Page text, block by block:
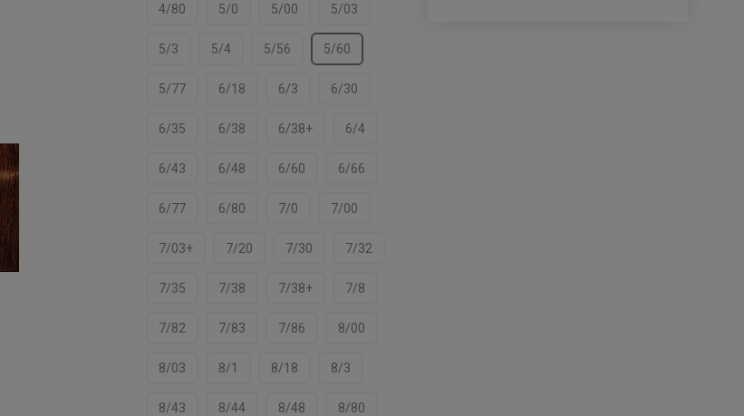
4/80 5/0 5/00 5/03
5/3 5/4 5/56 5/60
5/77 6/18 6/3 6/30
6/35 6/38 6/38+ 6/4
6/43 6/48 6/60 6/66
6/77 6/80 7/0 7/00
7/03+ 7/20 7/30 7/32
7/35 7/38 7/38+ 7/8
7/82 7/83 7/86 8/00
8/03 8/1 8/18 8/3
8/43 8/44 8/48 8/80